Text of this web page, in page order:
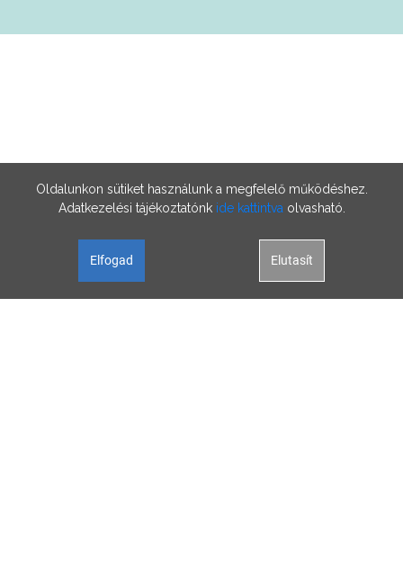
Oldalunkon sütiket használunk a megfelelő működéshez.
Adatkezelési tájékoztatónk ide kattintva olvasható.
Elfogad Elutasít